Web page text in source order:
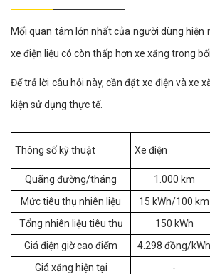
Mối quan tâm lớn nhất của người dùng hiện
xe điện liệu có còn thấp hơn xe xăng trong
Để trả lời câu hỏi này, cần đặt xe điện và xe
kiện sử dụng thực tế.
Thông số kỹ thuật Xe điện
Quãng đường/tháng 1.000 km
Mức tiêu thụ nhiên liệu
15 kWh/100 km
Tổng nhiên liệu tiêu thụ
150 kWh
Giá điện giờ cao điểm
4.298 đồng/kWh
Giá xăng hiện tại
-